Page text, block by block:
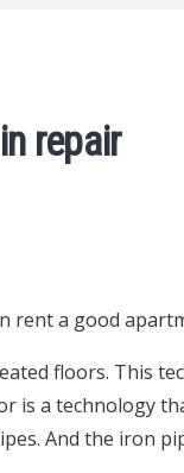
repair
rent a good
floors. This
is a technology
And the iron